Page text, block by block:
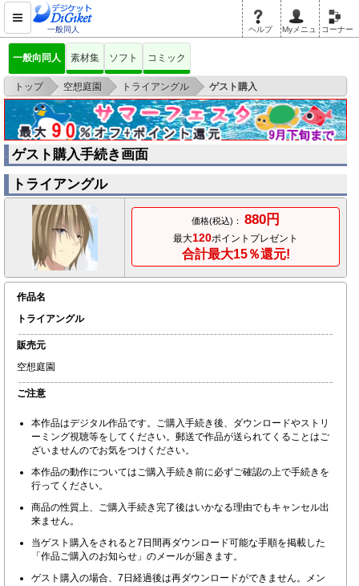
一般同人 ヘルプ Myメニュ コーナー
一般向同人 素材集 ソフト コミック
トップ > 空想庭園 > トライアングル > ゲスト購入
ゲスト購入手続き画面
トライアングル
価格(税込)： 880円
最大120ポイントプレゼント
合計最大15％還元!
作品名
トライアングル
販売元
空想庭園
ご注意
本作品はデジタル作品です。ご購入手続き後、ダウンロードやストリ
ーミング視聴等をしてください。郵送で作品が送られてくることはご
ざいませんのでお気をつけください。
本作品の動作についてはご購入手続き前に必ずご確認の上で手続きを
行ってください。
商品の性質上、ご購入手続き完了後はいかなる理由でもキャンセル出
来ません。
当ゲスト購入をされると7日間再ダウンロード可能な手順を掲載した
「作品ご購入のお知らせ」のメールが届きます。
ゲスト購入の場合、7日経過後は再ダウンロードができません。メン